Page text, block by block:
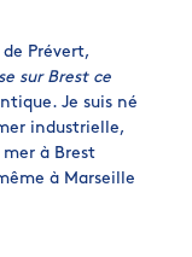
Prévert,
sur Brest ce
Je suis né
industrielle,
à Brest
à Marseille